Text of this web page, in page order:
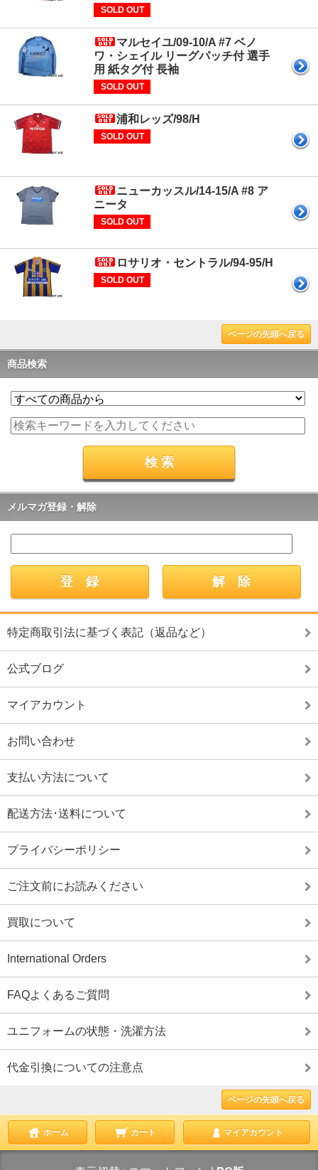
SOLD OUT
マルセイユ/09-10/A #7 ベノ
ワ・シェイル リーグパッチ付 選手
用 紙タグ付 長袖
SOLD OUT
浦和レッズ/98/H
SOLD OUT
ニューカッスル/14-15/A #8 ア
ニータ
SOLD OUT
ロサリオ・セントラル/94-95/H
SOLD OUT
ページの先頭へ戻る
商品検索
メルマガ登録・解除
特定商取引法に基づく表記（返品など）
公式ブログ
マイアカウント
お問い合わせ
支払い方法について
配送方法･送料について
プライバシーポリシー
ご注文前にお読みください
買取について
International Orders
FAQよくあるご質問
ユニフォームの状態・洗濯方法
代金引換についての注意点
ページの先頭へ戻る
ホーム カート マイアカウント